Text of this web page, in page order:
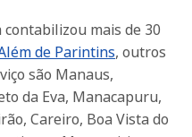
mais de 30
de Parintins, outros
são Manaus,
da Eva, Manacapuru,
Careiro, Boa Vista do